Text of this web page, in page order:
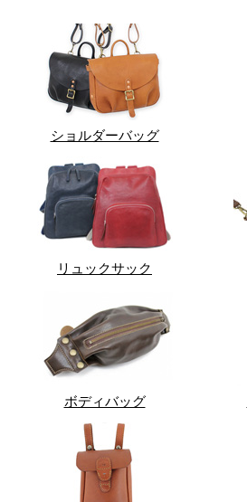
ショルダーバッグ
リュックサック
ボディバッグ